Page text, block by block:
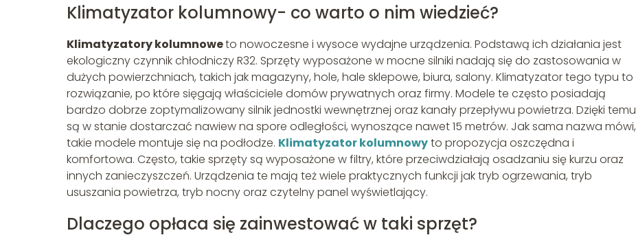
Klimatyzator kolumnowy- co warto o nim wiedzieć?
Klimatyzatory kolumnoweto nowoczesne i wysoce wydajne urządzenia. Podstawą ich działania jest
ekologiczny czynnik chłodniczy R32. Sprzęty wyposażone w mocne silniki nadają się do zastosowania w
dużych powierzchniach, takich jak magazyny, hole, hale sklepowe, biura, salony. Klimatyzator tego typu to
rozwiązanie, po które sięgają właściciele domów prywatnych oraz firmy. Modele te często posiadają
bardzo dobrze zoptymalizowany silnik jednostki wewnętrznej oraz kanały przepływu powietrza. Dzięki temu
są w stanie dostarczać nawiew na spore odległości, wynoszące nawet 15 metrów. Jak sama nazwa mówi,
takie modele montuje się na podłodze. Klimatyzator kolumnowyto propozycja oszczędna i
komfortowa. Często, takie sprzęty są wyposażone w filtry, które przeciwdziałają osadzaniu się kurzu oraz
innych zanieczyszczeń. Urządzenia te mają też wiele praktycznych funkcji jak tryb ogrzewania, tryb
ususzania powietrza, tryb nocny oraz czytelny panel wyświetlający.
Dlaczego opłaca się zainwestować w taki sprzęt?